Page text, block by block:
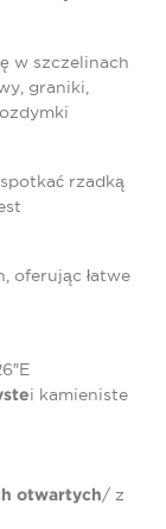
w szczelinach
graniki,
rzadką
oferując łatwe
i kamieniste
otwartych/ z